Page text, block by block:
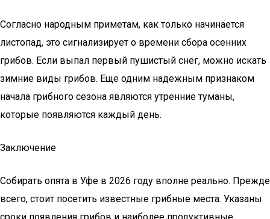
Согласно народным приметам, как только начинается
листопад, это сигнализирует о времени сбора осенних
грибов. Если выпал первый пушистый снег, можно искать
зимние виды грибов. Еще одним надежным признаком
начала грибного сезона являются утренние туманы,
которые появляются каждый день.
Заключение
Собирать опята в Уфе в 2026 году вполне реально. Прежде
всего, стоит посетить известные грибные места. Указаны